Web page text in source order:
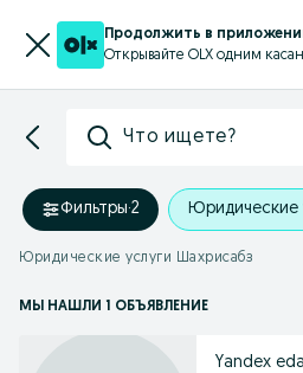
Продолжить в
Открывайте OLX одним
Что ищете?
Фильтры·2 Юридические
Юридические услуги Шахрисабз
МЫ НАШЛИ 1 ОБЪЯВЛЕНИЕ
Yandex